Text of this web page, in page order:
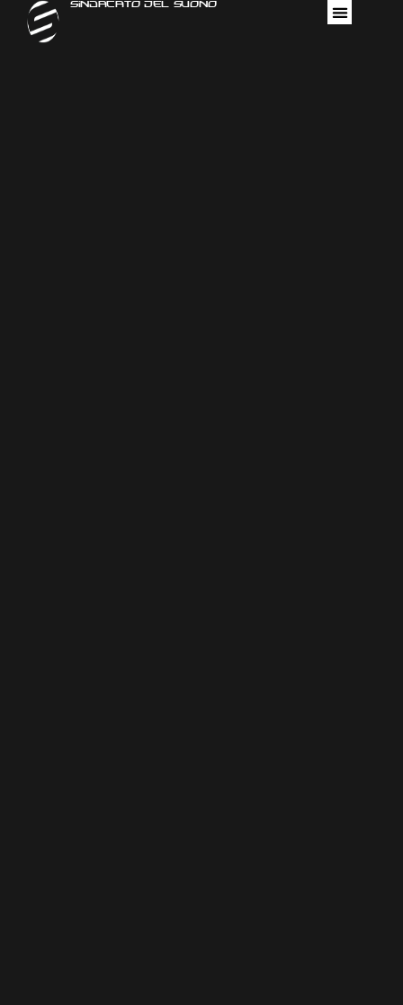
Sindacato Del Suono